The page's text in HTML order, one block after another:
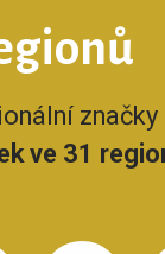
značky
ve 31